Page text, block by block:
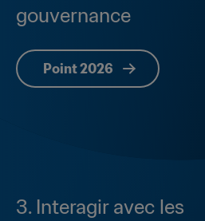
gouvernance
Point 2026
3. Interagir avec les